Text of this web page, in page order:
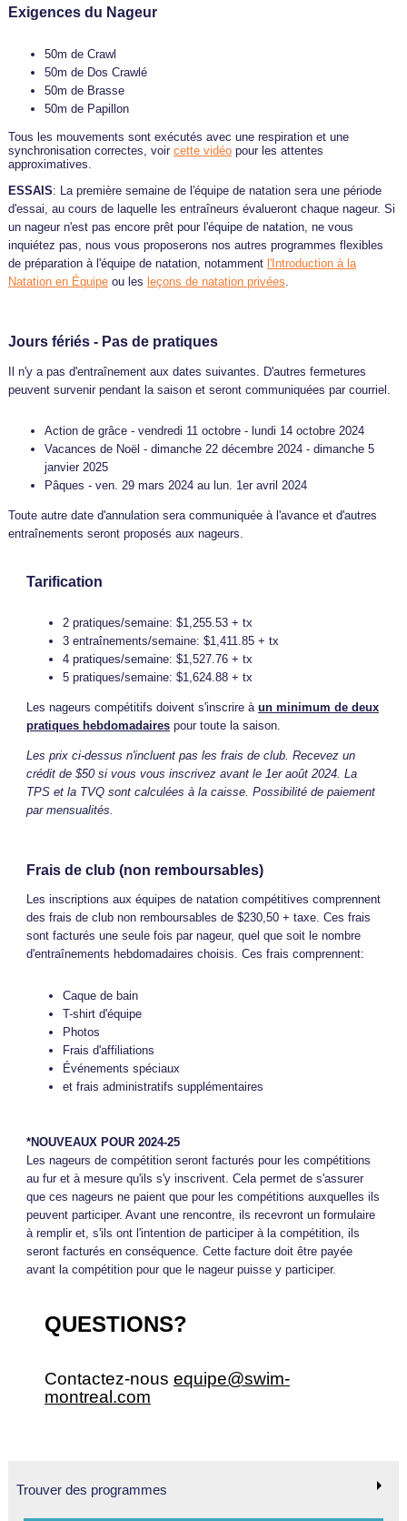
Exigences du Nageur
50m de Crawl
50m de Dos Crawlé
50m de Brasse
50m de Papillon
Tous les mouvements sont exécutés avec une respiration et une
synchronisation correctes, voir cette vidéopour les attentes
approximatives.
ESSAIS: La première semaine de l'équipe de natation sera une période
d'essai, au cours de laquelle les entraîneurs évalueront chaque nageur. Si
un nageur n'est pas encore prêt pour l'équipe de natation, ne vous
inquiétez pas, nous vous proposerons nos autres programmes flexibles
de préparation à l'équipe de natation, notamment l'Introduction à la
Natation en Équipeou les leçons de natation privées.
Jours fériés - Pas de pratiques
Il n'y a pas d'entraînement aux dates suivantes. D'autres fermetures
peuvent survenir pendant la saison et seront communiquées par courriel.
Action de grâce - vendredi 11 octobre - lundi 14 octobre 2024
Vacances de Noël - dimanche 22 décembre 2024 - dimanche 5
janvier 2025
Pâques - ven. 29 mars 2024 au lun. 1er avril 2024
Toute autre date d'annulation sera communiquée à l'avance et d'autres
entraînements seront proposés aux nageurs.
Tarification
2 pratiques/semaine: $1,255.53 + tx
3 entraînements/semaine: $1,411.85 + tx
4 pratiques/semaine: $1,527.76 + tx
5 pratiques/semaine: $1,624.88 + tx
Les nageurs compétitifs doivent s'inscrire à un minimum de deux
pratiques hebdomadairespour toute la saison.
Les prix ci-dessus n'incluent pas les frais de club. Recevez un
crédit de $50 si vous vous inscrivez avant le 1er août 2024. La
TPS et la TVQ sont calculées à la caisse. Possibilité de paiement
par mensualités.
Frais de club (non remboursables)
Les inscriptions aux équipes de natation compétitives comprennent
des frais de club non remboursables de $230,50 + taxe. Ces frais
sont facturés une seule fois par nageur, quel que soit le nombre
d'entraînements hebdomadaires choisis. Ces frais comprennent:
Caque de bain
T-shirt d'équipe
Photos
Frais d'affiliations
Événements spéciaux
et frais administratifs supplémentaires
*NOUVEAUX POUR 2024-25
Les nageurs de compétition seront facturés pour les compétitions
au fur et à mesure qu'ils s'y inscrivent. Cela permet de s'assurer
que ces nageurs ne paient que pour les compétitions auxquelles ils
peuvent participer. Avant une rencontre, ils recevront un formulaire
à remplir et, s'ils ont l'intention de participer à la compétition, ils
seront facturés en conséquence. Cette facture doit être payée
avant la compétition pour que le nageur puisse y participer.
QUESTIONS?
Contactez-nous equipe@swim-
montreal.com
Trouver des programmes